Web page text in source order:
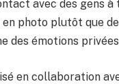
avec des gens à
photo plutôt que
des émotions
en collaboration